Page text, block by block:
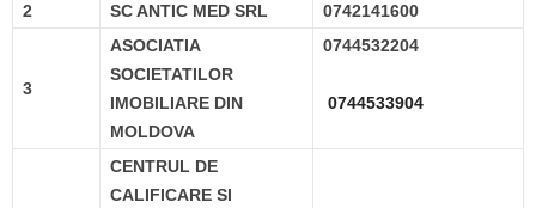
2
SC ANTIC MED SRL 0742141600
3
ASOCIATIA
SOCIETATILOR
IMOBILIARE DIN
MOLDOVA
0744532204
0744533904
CENTRUL DE
CALIFICARE SI